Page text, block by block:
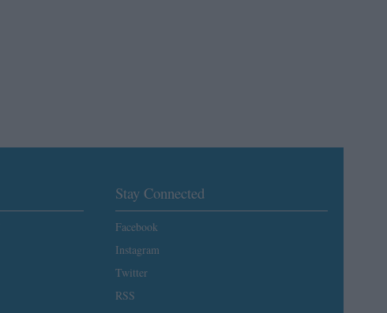
Stay Connected
Facebook
Instagram
Twitter
RSS